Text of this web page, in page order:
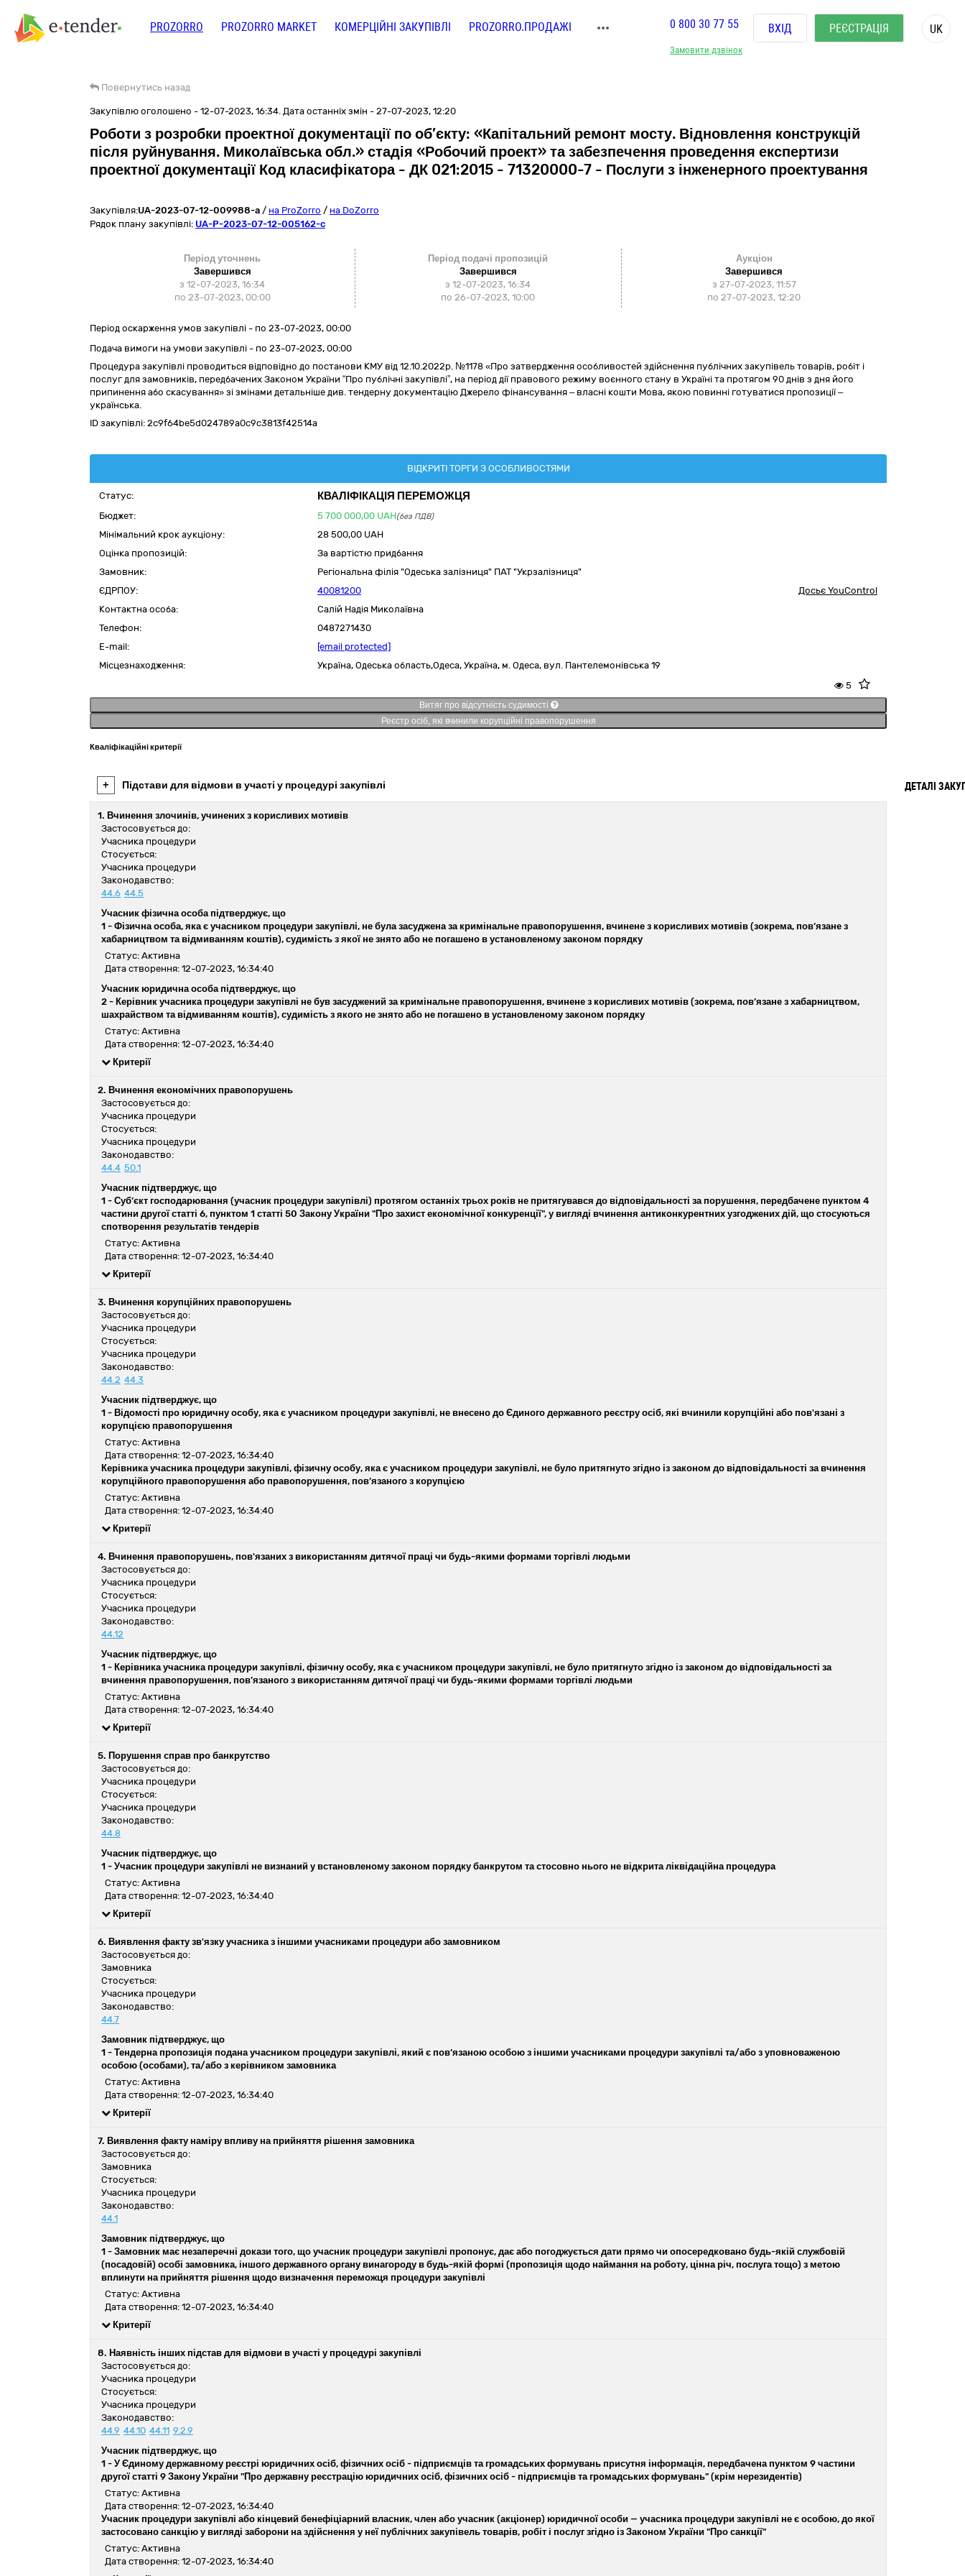
PROZORRO PROZORRO MARKET КОМЕРЦІЙНІ ЗАКУПІВЛІ PROZORRO.ПРОДАЖІ
Замовити дзвінок
0 800 30 77 55 ВХІД РЕЄСТРАЦІЯ UK
Повернутись назад
Закупівлю оголошено - 12-07-2023, 16:34. Дата останніх змін - 27-07-2023, 12:20
Роботи з розробки проектної документації по об’єкту: «Капітальний ремонт мосту. Відновлення конструкцій
після руйнування. Миколаївська обл.» стадія «Робочий проект» та забезпечення проведення експертизи
проектної документації Код класифікатора - ДК 021:2015 - 71320000-7 - Послуги з інженерного проектування
Закупівля:UA-2023-07-12-009988-a / на ProZorro / на DoZorro
Рядок плану закупівлі: UA-P-2023-07-12-005162-c
Період уточнень
Завершився
з 12-07-2023, 16:34
по 23-07-2023, 00:00
Період подачі пропозицій
Завершився
з 12-07-2023, 16:34
по 26-07-2023, 10:00
Аукціон
Завершився
з 27-07-2023, 11:57
по27-07-2023, 12:20
Період оскарження умов закупівлі - по 23-07-2023, 00:00
Подача вимоги на умови закупівлі - по 23-07-2023, 00:00
Процедура закупівлі проводиться відповідно до постанови КМУ від 12.10.2022р. №1178 «Про затвердження особливостей здійснення публічних закупівель товарів, робіт і
послуг для замовників, передбачених Законом України “Про публічні закупівлі”, на період дії правового режиму воєнного стану в Україні та протягом 90 днів з дня його
припинення або скасування» зі змінами детальніше див. тендерну документацію Джерело фінансування – власні кошти Мова, якою повинні готуватися пропозиції –
українська.
ID закупівлі: 2c9f64be5d024789a0c9c3813f42514a
ВІДКРИТІ ТОРГИ З ОСОБЛИВОСТЯМИ
Статус: КВАЛІФІКАЦІЯ ПЕРЕМОЖЦЯ
Бюджет: 5 700 000,00 UAH(без ПДВ)
Мінімальний крок аукціону:
28 500,00 UAH
Оцінка пропозицій:
За вартістю придбання
Замовник:
Регіональна філія "Одеська залізниця" ПАТ "Укрзалізниця"
ЄДРПОУ:
40081200
Досьє YouControl
Контактна особа:
Салій Надія Миколаївна
Телефон:
0487271430
E-mail:
[email protected]
Місцезнаходження:
Україна, Одеська область,Одеса, Україна, м. Одеса, вул. Пантелемонівська 19
5
Витяг про відсутність судимості
Реєстр осіб, які вчинили корупційні правопорушення
Кваліфікаційні критерії
+ Підстави для відмови в участі у процедурі закупівлі
1. Вчинення злочинів, учинених з корисливих мотивів
Застосовується до:
Учасника процедури
Стосується:
Учасника процедури
Законодавство:
44.6 44.5
Учасник фізична особа підтверджує, що
1 - Фізична особа, яка є учасником процедури закупівлі, не була засуджена за кримінальне правопорушення, вчинене з корисливих мотивів (зокрема, пов’язане з
хабарництвом та відмиванням коштів), судимість з якої не знято або не погашено в установленому законом порядку
Статус: Активна
Дата створення: 12-07-2023, 16:34:40
Учасник юридична особа підтверджує, що
2 - Керівник учасника процедури закупівлі не був засуджений за кримінальне правопорушення, вчинене з корисливих мотивів (зокрема, пов’язане з хабарництвом,
шахрайством та відмиванням коштів), судимість з якого не знято або не погашено в установленому законом порядку
Статус: Активна
Дата створення: 12-07-2023, 16:34:40
Критерії
2. Вчинення економічних правопорушень
Застосовується до:
Учасника процедури
Стосується:
Учасника процедури
Законодавство:
44.4 50.1
Учасник підтверджує, що
1 - Суб’єкт господарювання (учасник процедури закупівлі) протягом останніх трьох років не притягувався до відповідальності за порушення, передбачене пунктом 4
частини другої статті 6, пунктом 1 статті 50 Закону України "Про захист економічної конкуренції", у вигляді вчинення антиконкурентних узгоджених дій, що стосуються
спотворення результатів тендерів
Статус: Активна
Дата створення: 12-07-2023, 16:34:40
Критерії
3. Вчинення корупційних правопорушень
Застосовується до:
Учасника процедури
Стосується:
Учасника процедури
Законодавство:
44.2 44.3
Учасник підтверджує, що
1 - Відомості про юридичну особу, яка є учасником процедури закупівлі, не внесено до Єдиного державного реєстру осіб, які вчинили корупційні або пов'язані з
корупцією правопорушення
Статус: Активна
Дата створення: 12-07-2023, 16:34:40
Керівника учасника процедури закупівлі, фізичну особу, яка є учасником процедури закупівлі, не було притягнуто згідно із законом до відповідальності за вчинення
корупційного правопорушення або правопорушення, пов’язаного з корупцією
Статус: Активна
Дата створення: 12-07-2023, 16:34:40
Критерії
4. Вчинення правопорушень, пов'язаних з використанням дитячої праці чи будь-якими формами торгівлі людьми
Застосовується до:
Учасника процедури
Стосується:
Учасника процедури
Законодавство:
44.12
Учасник підтверджує, що
1 - Керівника учасника процедури закупівлі, фізичну особу, яка є учасником процедури закупівлі, не було притягнуто згідно із законом до відповідальності за
вчинення правопорушення, пов’язаного з використанням дитячої праці чи будь-якими формами торгівлі людьми
Статус: Активна
Дата створення: 12-07-2023, 16:34:40
Критерії
5. Порушення справ про банкрутство
Застосовується до:
Учасника процедури
Стосується:
Учасника процедури
Законодавство:
44.8
Учасник підтверджує, що
1 - Учасник процедури закупівлі не визнаний у встановленому законом порядку банкрутом та стосовно нього не відкрита ліквідаційна процедура
Статус: Активна
Дата створення: 12-07-2023, 16:34:40
Критерії
6. Виявлення факту зв'язку учасника з іншими учасниками процедури або замовником
Застосовується до:
Замовника
Стосується:
Учасника процедури
Законодавство:
44.7
Замовник підтверджує, що
1 - Тендерна пропозиція подана учасником процедури закупівлі, який є пов’язаною особою з іншими учасниками процедури закупівлі та/або з уповноваженою
особою (особами), та/або з керівником замовника
Статус: Активна
Дата створення: 12-07-2023, 16:34:40
Критерії
7. Виявлення факту наміру впливу на прийняття рішення замовника
Застосовується до:
Замовника
Стосується:
Учасника процедури
Законодавство:
44.1
Замовник підтверджує, що
1 - Замовник має незаперечні докази того, що учасник процедури закупівлі пропонує, дає або погоджується дати прямо чи опосередковано будь-якій службовій
(посадовій) особі замовника, іншого державного органу винагороду в будь-якій формі (пропозиція щодо наймання на роботу, цінна річ, послуга тощо) з метою
вплинути на прийняття рішення щодо визначення переможця процедури закупівлі
Статус: Активна
Дата створення: 12-07-2023, 16:34:40
Критерії
8. Наявність інших підстав для відмови в участі у процедурі закупівлі
Застосовується до:
Учасника процедури
Стосується:
Учасника процедури
Законодавство:
44.9 44.10 44.11 9.2.9
Учасник підтверджує, що
1 - У Єдиному державному реєстрі юридичних осіб, фізичних осіб - підприємців та громадських формувань присутня інформація, передбачена пунктом 9 частини
другої статті 9 Закону України "Про державну реєстрацію юридичних осіб, фізичних осіб - підприємців та громадських формувань" (крім нерезидентів)
Статус: Активна
Дата створення: 12-07-2023, 16:34:40
Учасник процедури закупівлі або кінцевий бенефіціарний власник, член або учасник (акціонер) юридичної особи — учасника процедури закупівлі не є особою, до якої
застосовано санкцію у вигляді заборони на здійснення у неї публічних закупівель товарів, робіт і послуг згідно із Законом України "Про санкції"
Статус: Активна
Дата створення: 12-07-2023, 16:34:40
ДЕТАЛІ